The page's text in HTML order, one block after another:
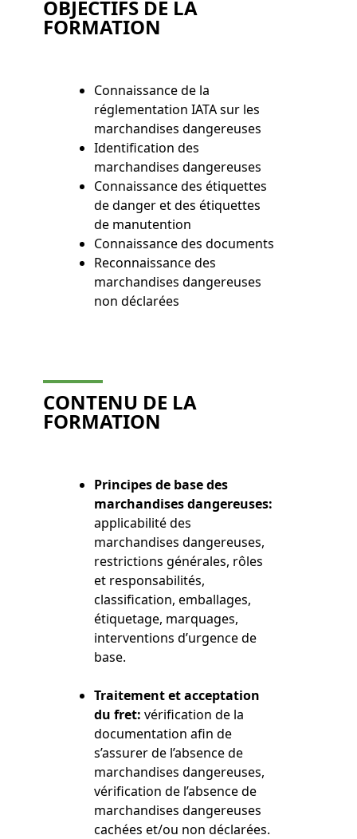
OBJECTIFS DE LA
FORMATION
Connaissance de la
réglementation IATA sur les
marchandises dangereuses
Identification des
marchandises dangereuses
Connaissance des étiquettes
de danger et des étiquettes
de manutention
Connaissance des documents
Reconnaissance des
marchandises dangereuses
non déclarées
CONTENU DE LA
FORMATION
Principes de base des
marchandises dangereuses:
applicabilité des
marchandises dangereuses,
restrictions générales, rôles
et responsabilités,
classification, emballages,
étiquetage, marquages,
interventions d’urgence de
base.
Traitement et acceptation
du fret: vérification de la
documentation afin de
s’assurer de l’absence de
marchandises dangereuses,
vérification de l’absence de
marchandises dangereuses
cachées et/ou non déclarées.